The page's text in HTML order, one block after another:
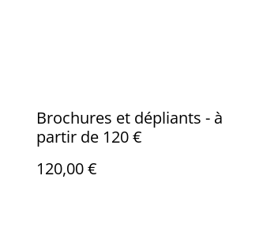
Brochures et dépliants - à
partir de 120 €
120,00 €